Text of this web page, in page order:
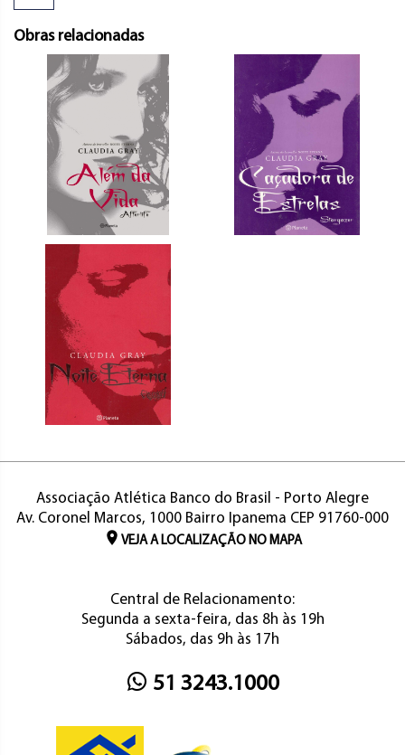
Obras relacionadas
Associação Atlética Banco do Brasil - Porto Alegre
Av. Coronel Marcos, 1000 Bairro Ipanema CEP 91760-000
VEJA A LOCALIZAÇÃO NO MAPA
Central de Relacionamento:
Segunda a sexta-feira, das 8h às 19h
Sábados, das 9h às 17h
51 3243.1000